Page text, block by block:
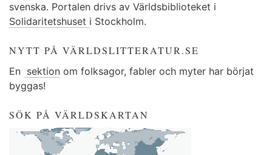
svenska. Portalen drivs av Världsbiblioteket i
Solidaritetshuset i Stockholm.
NYTT PÅ VÄRLDSLITTERATUR.SE
En sektion om folksagor, fabler och myter har börjat
byggas!
SÖK PÅ VÄRLDSKARTAN